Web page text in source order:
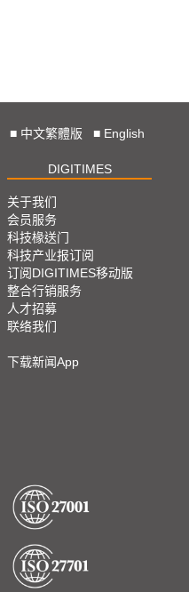
■ 中文繁體版 ■ English
DIGITIMES
关于我们
会员服务
科技椽送门
科技产业报订阅
订阅DIGITIMES移动版
整合行销服务
人才招募
联络我们
下载新闻App